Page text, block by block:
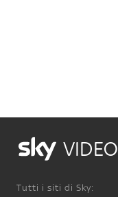
VIDEO
Tutti i siti di Sky: